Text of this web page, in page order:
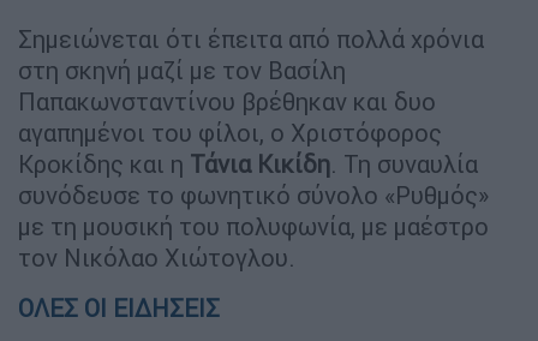
Σημειώνεται ότι έπειτα από πολλά χρόνια
στη σκηνή μαζί με τον Βασίλη
Παπακωνσταντίνου βρέθηκαν και δυο
αγαπημένοι του φίλοι, ο Χριστόφορος
Κροκίδης και η Τάνια Κικίδη. Τη συναυλία
συνόδευσε το φωνητικό σύνολο «Ρυθμός»
με τη μουσική του πολυφωνία, με μαέστρο
τον Νικόλαο Χιώτογλου.
ΟΛΕΣ ΟΙ ΕΙΔΗΣΕΙΣ